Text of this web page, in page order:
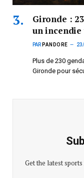
Gironde :
un
PAR PANDORE
Plus de 230
Gironde pour
Get the latest